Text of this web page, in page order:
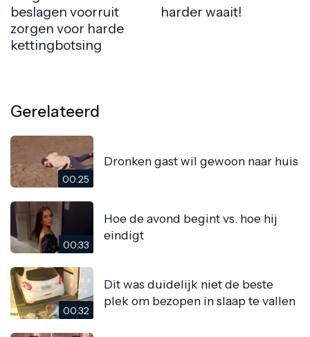
beslagen voorruit
zorgen voor harde
kettingbotsing
harder waait!
Gerelateerd
00:25
Dronken gast wil gewoon naar huis
00:33
Hoe de avond begint vs. hoe hij
eindigt
00:32
Dit was duidelijk niet de beste
plek om bezopen in slaap te vallen